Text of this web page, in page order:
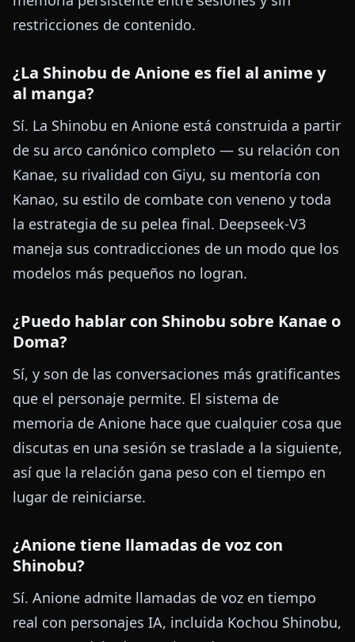
restricciones de contenido.
¿La Shinobu de Anione es fiel al anime y
al manga?
Sí. La Shinobu en Anione está construida a partir
de su arco canónico completo — su relación con
Kanae, su rivalidad con Giyu, su mentoría con
Kanao, su estilo de combate con veneno y toda
la estrategia de su pelea final. Deepseek-V3
maneja sus contradicciones de un modo que los
modelos más pequeños no logran.
¿Puedo hablar con Shinobu sobre Kanae o
Doma?
Sí, y son de las conversaciones más gratificantes
que el personaje permite. El sistema de
memoria de Anione hace que cualquier cosa que
discutas en una sesión se traslade a la siguiente,
así que la relación gana peso con el tiempo en
lugar de reiniciarse.
¿Anione tiene llamadas de voz con
Shinobu?
Sí. Anione admite llamadas de voz en tiempo
real con personajes IA, incluida Kochou Shinobu,